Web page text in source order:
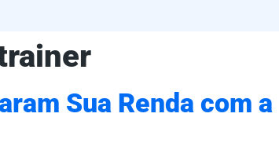
Sua Renda com a